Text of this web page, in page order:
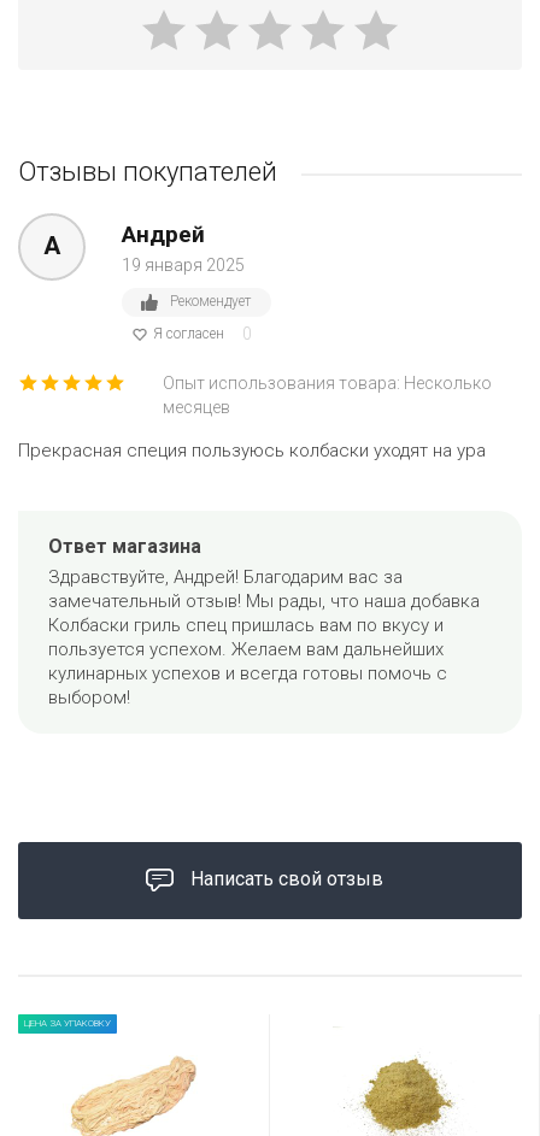
Отзывы покупателей
Написать свой отзыв
А Андрей
19 января 2025
Рекомендует
Я согласен
0
Опыт использования товара: Несколько
месяцев
Прекрасная специя пользуюсь колбаски уходят на ура
Ответ магазина
Здравствуйте, Андрей! Благодарим вас за
замечательный отзыв! Мы рады, что наша добавка
Колбаски гриль спец пришлась вам по вкусу и
пользуется успехом. Желаем вам дальнейших
кулинарных успехов и всегда готовы помочь с
выбором!
ЦЕНА ЗА УПАКОВКУ